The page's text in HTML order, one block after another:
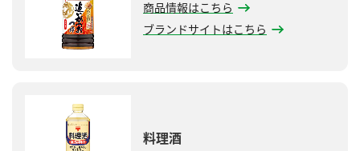
商品情報はこちら
ブランドサイトはこちら
料理酒